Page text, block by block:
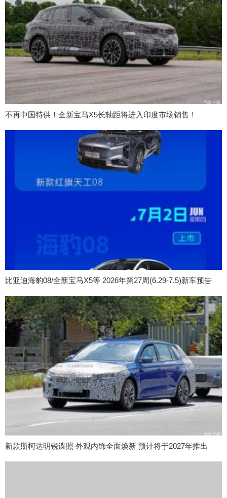
不再中国特供！全新宝马X5长轴距将进入印度市场销售！
比亚迪海豹08/全新宝马X5等 2026年第27周(6.29-7.5)新车预告
新款斯柯达明锐谍照 外观内饰全面焕新 预计将于2027年推出